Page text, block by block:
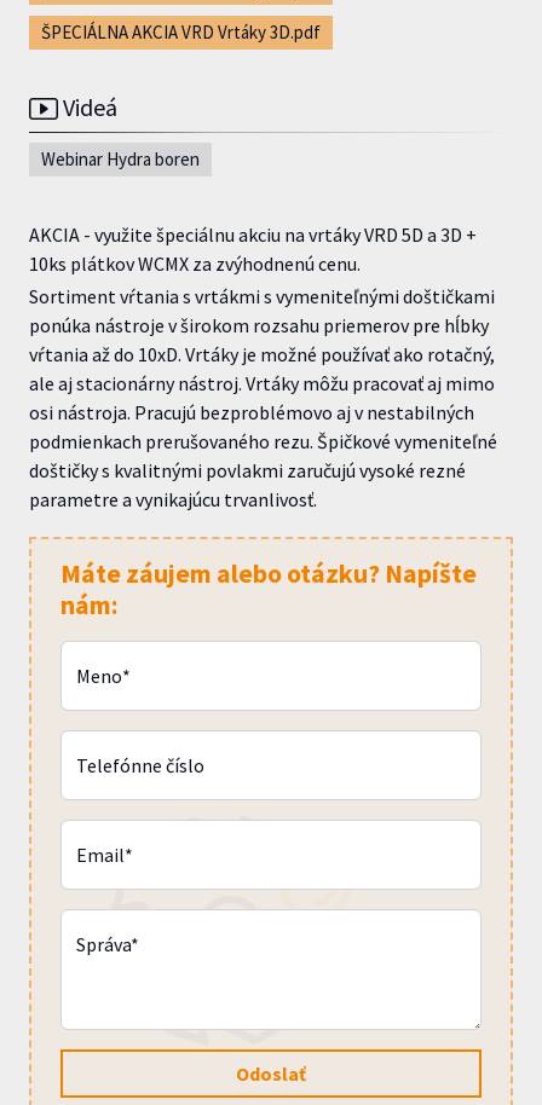
ŠPECIÁLNA AKCIA VRD Vrtáky 3D.pdf
Videá
Webinar Hydra boren
AKCIA - využite špeciálnu akciu na vrtáky VRD 5D a 3D +
10ks plátkov WCMX za zvýhodnenú cenu.
Sortiment vŕtania s vrtákmi s vymeniteľnými doštičkami
ponúka nástroje v širokom rozsahu priemerov pre hĺbky
vŕtania až do 10xD. Vrtáky je možné používať ako rotačný,
ale aj stacionárny nástroj. Vrtáky môžu pracovať aj mimo
osi nástroja. Pracujú bezproblémovo aj v nestabilných
podmienkach prerušovaného rezu. Špičkové vymeniteľné
doštičky s kvalitnými povlakmi zaručujú vysoké rezné
parametre a vynikajúcu trvanlivosť.
Máte záujem alebo otázku? Napíšte
nám:
Meno*
Telefónne číslo
Email*
Správa*
Odoslať